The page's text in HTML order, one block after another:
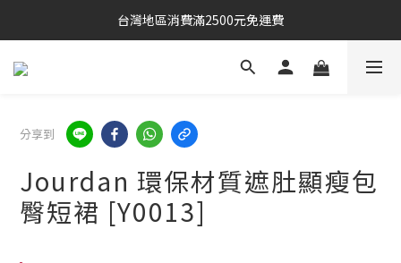
台灣地區消費滿2500元免運費
分享到
Jourdan 環保材質遮肚顯瘦包
臀短裙 [Y0013]